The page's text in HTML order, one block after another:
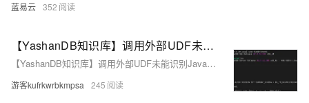
蓝易云 352
【YashanDB知识库】调用外部UDF未能识别Java环境配置
【YashanDB知识库】调用外部UDF未能识别Java环境配置
游客kufrkwrbkmpsa 245